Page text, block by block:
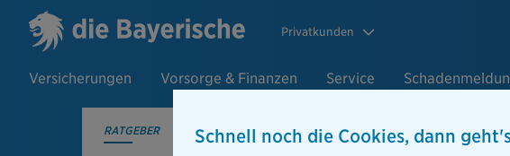
Privatkunden
Versicherungen Vorsorge & Finanzen Service
RATGEBER Schnell noch die Cookies, dann